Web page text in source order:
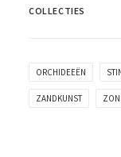
COLLECTIES
ORCHIDEEËN
ZANDKUNST